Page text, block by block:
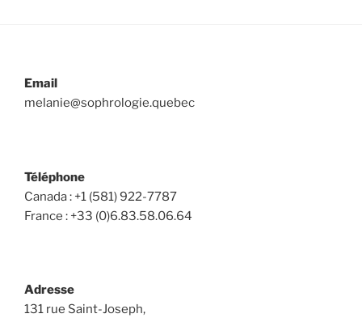
Email
melanie@sophrologie.quebec
Téléphone
Canada : +1 (581) 922-7787
France : +33 (0)6.83.58.06.64
Adresse
131 rue Saint-Joseph,